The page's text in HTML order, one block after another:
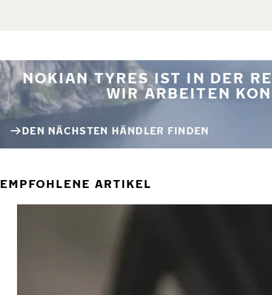
NOKIAN TYRES IST IN DER
WIR ARBEITEN
DEN NÄCHSTEN HÄNDLER FINDEN
EMPFOHLENE ARTIKEL